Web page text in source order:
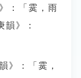
：「霙，雨
》：
》：「霙，